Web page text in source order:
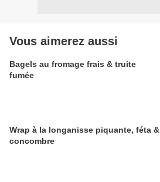
Vous aimerez aussi
Bagels au fromage frais & truite
fumée
Wrap à la longanisse piquante, féta &
concombre